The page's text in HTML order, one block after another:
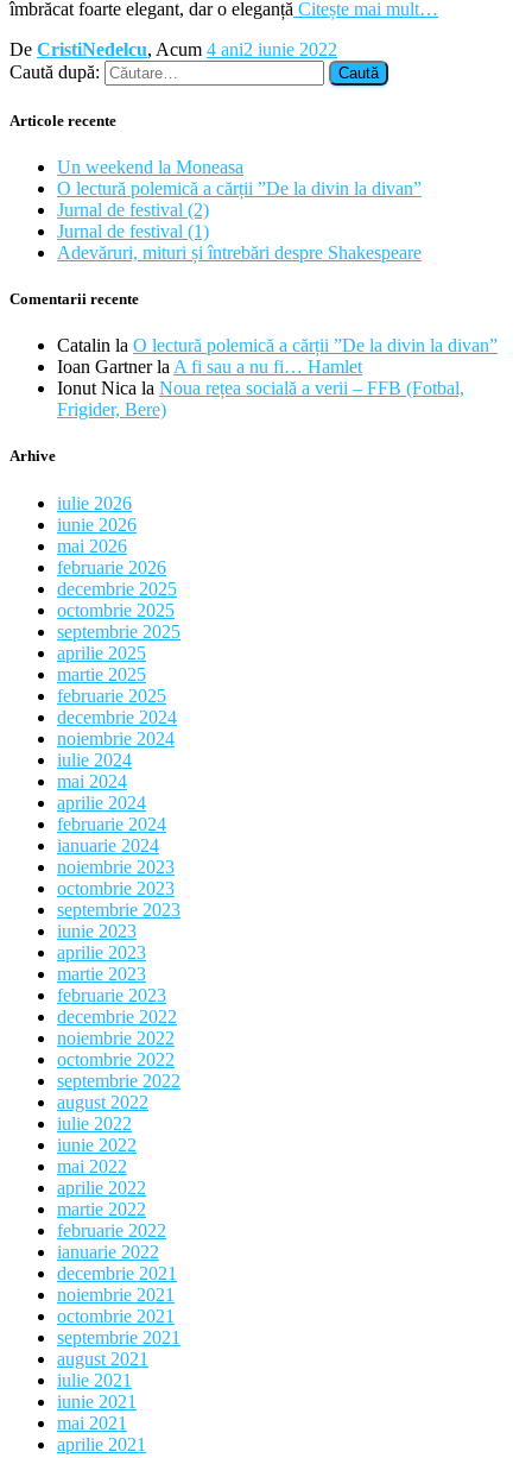
îmbrăcat foarte elegant, dar o eleganță Citește mai mult…
De CristiNedelcu, Acum 4 ani2 iunie 2022
Caută după:
Articole recente
Un weekend la Moneasa
O lectură polemică a cărții ”De la divin la divan”
Jurnal de festival (2)
Jurnal de festival (1)
Adevăruri, mituri și întrebări despre Shakespeare
Comentarii recente
Catalin la O lectură polemică a cărții ”De la divin la divan”
Ioan Gartnerla A fi sau a nu fi… Hamlet
Ionut Nica la Noua rețea socială a verii – FFB (Fotbal,
Frigider, Bere)
Arhive
iulie 2026
iunie 2026
mai 2026
februarie 2026
decembrie 2025
octombrie 2025
septembrie 2025
aprilie 2025
martie 2025
februarie 2025
decembrie 2024
noiembrie 2024
iulie 2024
mai 2024
aprilie 2024
februarie 2024
ianuarie 2024
noiembrie 2023
octombrie 2023
septembrie 2023
iunie 2023
aprilie 2023
martie 2023
februarie 2023
decembrie 2022
noiembrie 2022
octombrie 2022
septembrie 2022
august 2022
iulie 2022
iunie 2022
mai 2022
aprilie 2022
martie 2022
februarie 2022
ianuarie 2022
decembrie 2021
noiembrie 2021
octombrie 2021
septembrie 2021
august 2021
iulie 2021
iunie 2021
mai 2021
aprilie 2021